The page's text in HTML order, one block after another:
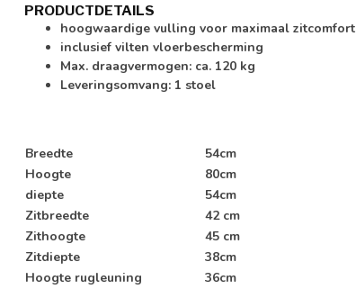
PRODUCTDETAILS
hoogwaardige vulling voor maximaal zitcomfort
inclusief vilten vloerbescherming
Max. draagvermogen: ca. 120 kg
Leveringsomvang: 1 stoel
Breedte
54cm
Hoogte
80cm
diepte
54cm
Zitbreedte
42 cm
Zithoogte
45 cm
Zitdiepte
38cm
Hoogte rugleuning
36cm